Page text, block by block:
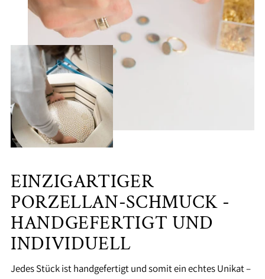
EINZIGARTIGER
PORZELLAN-SCHMUCK -
HANDGEFERTIGT UND
INDIVIDUELL
Jedes Stück ist handgefertigt und somit ein echtes Unikat –